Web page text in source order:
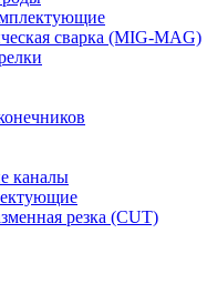
сварка (MIG-MAG)
каналы
резка (CUT)